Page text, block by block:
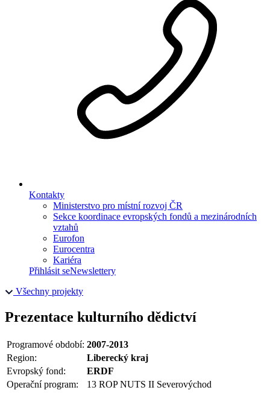
Kontakty
Ministerstvo pro místní rozvoj ČR
Sekce koordinace evropských fondů a mezinárodních
vztahů
Eurofon
Eurocentra
Kariéra
Přihlásit seNewslettery
Všechny projekty
Prezentace kulturního dědictví
Programové období: 2007-2013
Region:
Liberecký kraj
Evropský fond:
ERDF
Operační program:
13 ROP NUTS II Severovýchod